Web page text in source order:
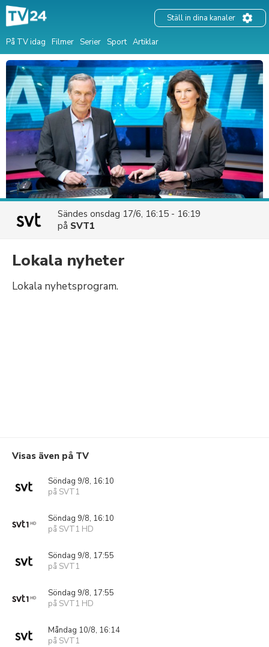
På TV idag Filmer Serier Sport Artiklar
Ställ in dina kanaler
Sändes onsdag 17/6, 16:15 - 16:19
på SVT1
Lokala nyheter
Lokala nyhetsprogram.
Visas även på TV
Söndag 9/8, 16:10
på SVT1
Söndag 9/8, 16:10
på SVT1 HD
Söndag 9/8, 17:55
på SVT1
Söndag 9/8, 17:55
på SVT1 HD
Måndag 10/8, 16:14
på SVT1